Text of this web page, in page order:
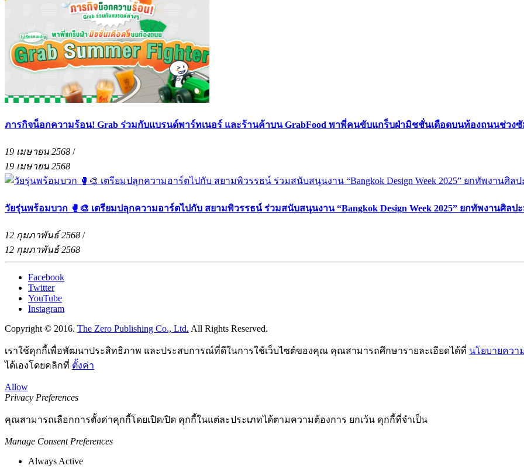
ภารกิจน็อกความร้อน! Grab ร่วมกับแบรนด์พาร์ทเนอร์ และร้านค้าบน GrabFood พาพี่คนขับแกร็บฝ่ามิชชั่นเดือดบนท้องถนนช่วงซั
19 เมษายน 2568 /
19 เมษายน 2568
วัยรุ่นพร้อมบวก 🥊🎨 เตรียมปลุกความอาร์ตไปกับ สยามพิวรรธน์ ร่วมสนับสนุนงาน “Bangkok Design Week 2025” ยกทัพงานศิลป
12 กุมภาพันธ์ 2568 /
12 กุมภาพันธ์ 2568
Facebook
Twitter
YouTube
Instagram
Copyright © 2016. The Zero Publishing Co., Ltd. All Rights Reserved.
เราใช้คุกกี้เพื่อพัฒนาประสิทธิภาพ และประสบการณ์ที่ดีในการใช้เว็บไซต์ของคุณ คุณสามารถศึกษารายละเอียดได้ที่ นโยบายควา
ได้เองโดยคลิกที่ ตั้งค่า
Allow
Privacy Preferences
คุณสามารถเลือกการตั้งค่าคุกกี้โดยเปิด/ปิด คุกกี้ในแต่ละประเภทได้ตามความต้องการ ยกเว้น คุกกี้ที่จำเป็น
Manage Consent Preferences
Always Active